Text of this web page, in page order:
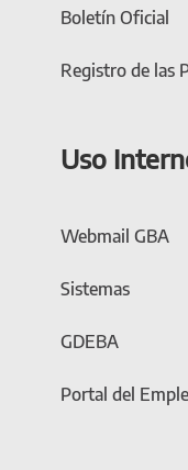
Boletín Oficial
Registro de las
Uso
Webmail GBA
Sistemas
GDEBA
Portal del